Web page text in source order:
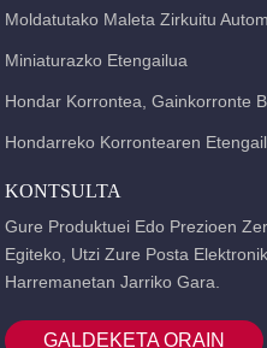
Moldatutako Maleta Zirkuitu
Miniaturazko Etengailua
Hondar Korrontea, Gainkorronte
Hondarreko Korrontearen
KONTSULTA
Gure Produktuei Edo Prezioen
Egiteko, Utzi Zure Posta
Harremanetan Jarriko Gara.
GALDEKETA ORAIN